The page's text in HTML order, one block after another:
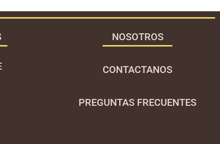
NOSOTROS
CONTACTANOS
PREGUNTAS FRECUENTES